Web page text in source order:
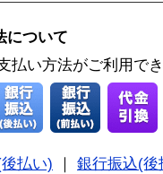
について
払い方法がご利用で
払い) ｜ 銀行振込(後